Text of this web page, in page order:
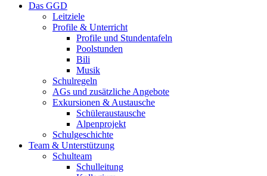
Das GGD
Leitziele
Profile & Unterricht
Profile und Stundentafeln
Poolstunden
Bili
Musik
Schulregeln
AGs und zusätzliche Angebote
Exkursionen & Austausche
Schüleraustausche
Alpenprojekt
Schulgeschichte
Team & Unterstützung
Schulteam
Schulleitung